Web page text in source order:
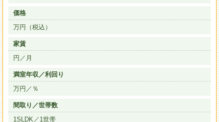
価格
万円（税込）
家賃
円／月
満室年収／利回り
万円／％
間取り／世帯数
1SLDK／1世帯